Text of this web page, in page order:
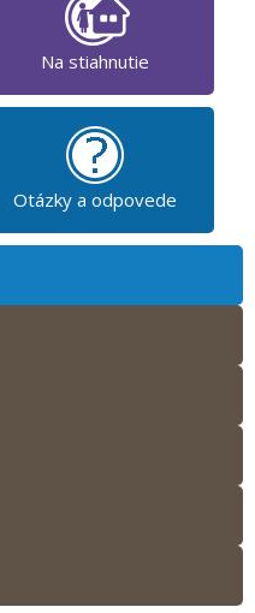
Na stiahnutie
Otázky a odpovede